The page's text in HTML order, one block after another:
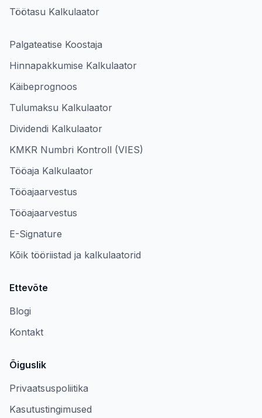
Töötasu Kalkulaator
Palgateatise Koostaja
Hinnapakkumise Kalkulaator
Käibeprognoos
Tulumaksu Kalkulaator
Dividendi Kalkulaator
KMKR Numbri Kontroll (VIES)
Tööaja Kalkulaator
Tööajaarvestus
Tööajaarvestus
E-Signature
Kõik tööriistad ja kalkulaatorid
Ettevõte
Blogi
Kontakt
Õiguslik
Privaatsuspoliitika
Kasutustingimused